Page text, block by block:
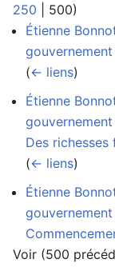
250
500)
Étienne
gouvernement
(← liens)
Étienne
gouvernement
Des
(← liens)
Étienne
gouvernement
Voir (500